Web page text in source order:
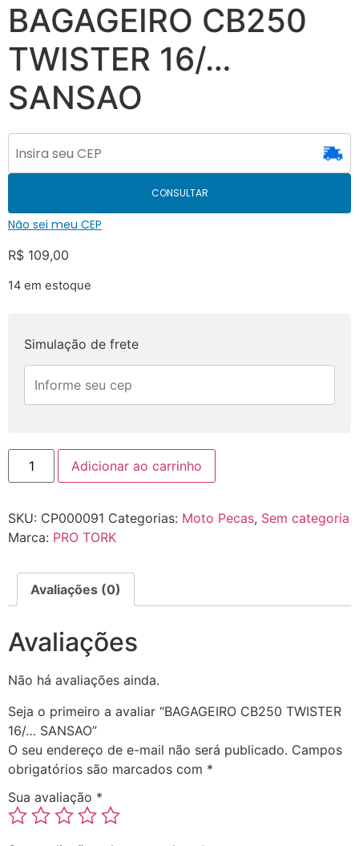
BAGAGEIRO CB250
TWISTER 16/…
SANSAO
CONSULTAR
Não sei meu CEP
R$ 109,00
14 em estoque
Simulação de frete
Adicionar ao carrinho
SKU: CP000091 Categorias: Moto Pecas, Sem categoria
Marca: PRO TORK
Avaliações (0)
Avaliações
Não há avaliações ainda.
Seja o primeiro a avaliar “BAGAGEIRO CB250 TWISTER
16/… SANSAO”
O seu endereço de e-mail não será publicado. Campos
obrigatórios são marcados com *
Sua avaliação *